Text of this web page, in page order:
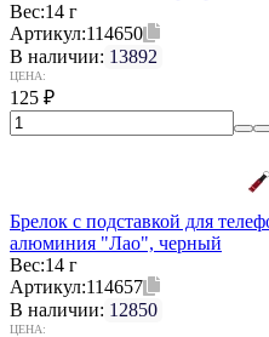
Вес:14 г
Артикул:114650
В наличии: 13892
ЦЕНА:
125 ₽
Брелок с подставкой для
алюминия "Лао", черный
Вес:14 г
Артикул:114657
В наличии: 12850
ЦЕНА: